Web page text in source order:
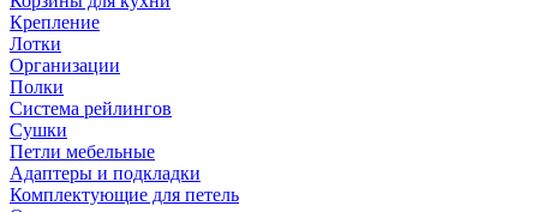
Крепление
Лотки
Организации
Полки
Система рейлингов
Сушки
Петли мебельные
Адаптеры и подкладки
Комплектующие для петель